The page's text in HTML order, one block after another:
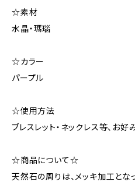
☆素材
水晶・瑪瑙
☆カラー
パープル
☆使用方法
ブレスレット・ネックレス等、お好
☆商品について☆
天然石の周りは、メッキ加工とな